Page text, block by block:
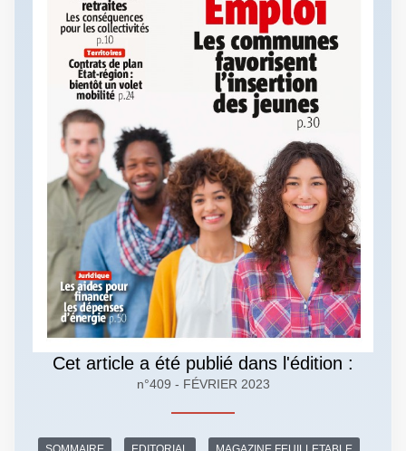
Cet article a été publié dans l'édition :
n°409 - FÉVRIER 2023